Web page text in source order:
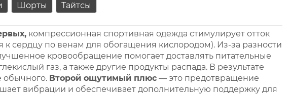
Шорты
Тайтсы
компрессионная спортивная одежда стимулирует отток
к сердцу по венам для обогащения кислородом). Из-за разности
кровообращение помогает доставлять питательные
газ, а также другие продукты распада. В результате
обычного. Второй ощутимый плюс — это предотвращение
вибрации и обеспечивает дополнительную поддержку для